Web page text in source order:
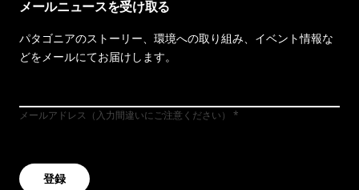
メールニュースを受け取る
パタゴニアのストーリー、環境への取り組み、イベント情報な
どをメールにてお届けします。
メールアドレス（入力間違いにご注意ください）
登録